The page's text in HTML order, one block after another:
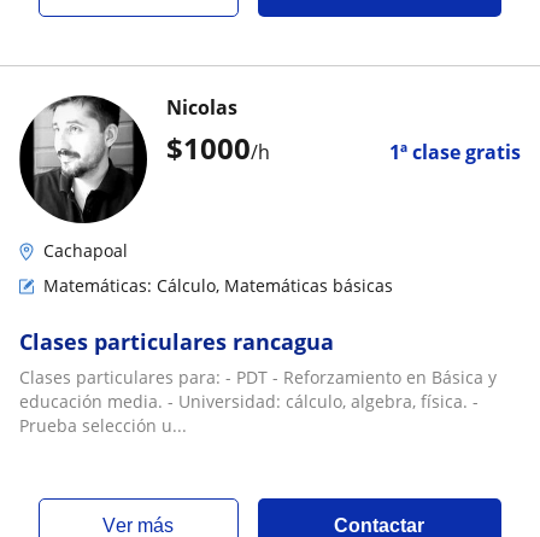
$1000/h 1ª clase gratis
Nicolas
Cachapoal
Matemáticas: Cálculo, Matemáticas básicas
Clases particulares rancagua
Clases particulares para: - PDT - Reforzamiento en Básica y
educación media. - Universidad: cálculo, algebra, física. -
Prueba selección u...
ver más Contactar